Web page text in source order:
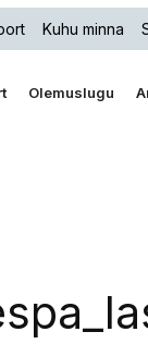
Kuhu minna
Olemuslugu